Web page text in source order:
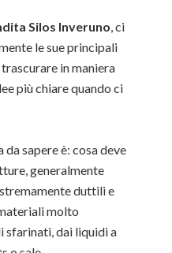
Silos Inveruno, ci
le sue principali
in maniera
più chiare quando ci
sapere è: cosa deve
generalmente
duttili e
molto
sfarinati, dai liquidi a